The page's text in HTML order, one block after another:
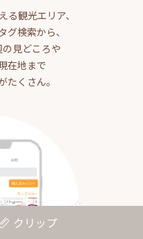
観光エリア、
グ検索から、
見どころや
在地まで
たくさん。
クリップ